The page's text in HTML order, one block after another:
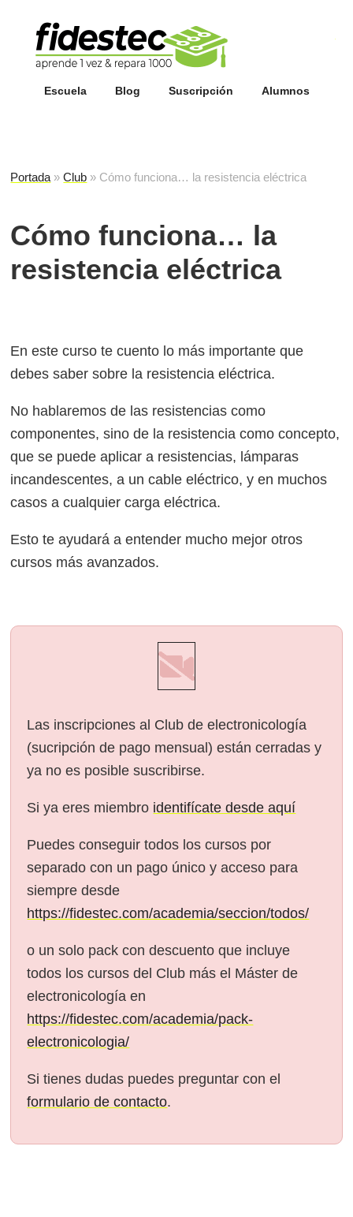
Escuela Blog Suscripción Alumnos
Portada »Club » Cómo funciona… la resistencia eléctrica
Cómo funciona… la
resistencia eléctrica
En este curso te cuento lo más importante que
debes saber sobre la resistencia eléctrica.
No hablaremos de las resistencias como
componentes, sino de la resistencia como concepto,
que se puede aplicar a resistencias, lámparas
incandescentes, a un cable eléctrico, y en muchos
casos a cualquier carga eléctrica.
Esto te ayudará a entender mucho mejor otros
cursos más avanzados.
Las inscripciones al Club de electronicología
(sucripción de pago mensual) están cerradas y
ya no es posible suscribirse.
Si ya eres miembro identifícate desde aquí
Puedes conseguir todos los cursos por
separado con un pago único y acceso para
siempre desde
https://fidestec.com/academia/seccion/todos/
o un solo pack con descuento que incluye
todos los cursos del Club más el Máster de
electronicología en
https://fidestec.com/academia/pack-
electronicologia/
Si tienes dudas puedes preguntar con el
formulario de contacto.